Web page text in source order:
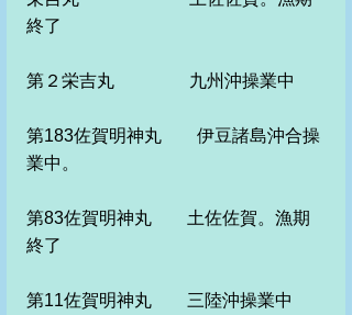
終了
第２栄吉丸　　　　 九州沖操業中
第183佐賀明神丸　　伊豆諸島沖合操
業中。
第83佐賀明神丸　　土佐佐賀。漁期
終了
第11佐賀明神丸　　三陸沖操業中